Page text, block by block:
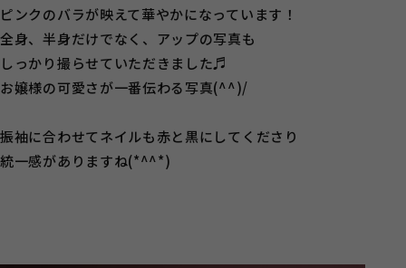
ピンクのバラが映えて華やかになっています！
全身、半身だけでなく、アップの写真も
しっかり撮らせていただきました♬
お嬢様の可愛さが一番伝わる写真(^^)/
振袖に合わせてネイルも赤と黒にしてくださり
統一感がありますね(*^^*)